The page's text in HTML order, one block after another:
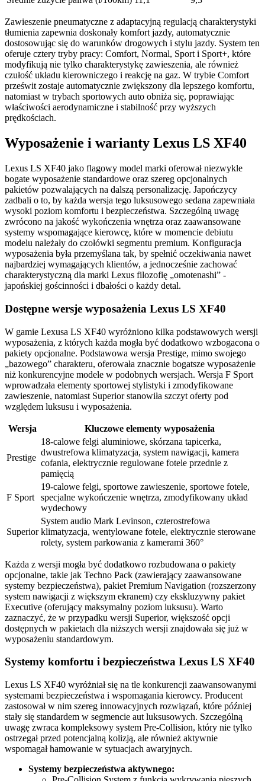
Zawieszenie pneumatyczne z adaptacyjną regulacją charakterystyki
tłumienia zapewnia doskonały komfort jazdy, automatycznie
dostosowując się do warunków drogowych i stylu jazdy. System ten
oferuje cztery tryby pracy: Comfort, Normal, Sport i Sport+, które
modyfikują nie tylko charakterystykę zawieszenia, ale również
czułość układu kierowniczego i reakcję na gaz. W trybie Comfort
prześwit zostaje automatycznie zwiększony dla lepszego komfortu,
natomiast w trybach sportowych auto obniża się, poprawiając
właściwości aerodynamiczne i stabilność przy wyższych
prędkościach.
Wyposażenie i warianty Lexus LS XF40
Lexus LS XF40 jako flagowy model marki oferował niezwykle
bogate wyposażenie standardowe oraz szereg opcjonalnych
pakietów pozwalających na dalszą personalizację. Japończycy
zadbali o to, by każda wersja tego luksusowego sedana zapewniała
wysoki poziom komfortu i bezpieczeństwa. Szczególną uwagę
zwrócono na jakość wykończenia wnętrza oraz zaawansowane
systemy wspomagające kierowcę, które w momencie debiutu
modelu należały do czołówki segmentu premium. Konfiguracja
wyposażenia była przemyślana tak, by spełnić oczekiwania nawet
najbardziej wymagających klientów, a jednocześnie zachować
charakterystyczną dla marki Lexus filozofię „omotenashi” -
japońskiej gościnności i dbałości o każdy detal.
Dostępne wersje wyposażenia Lexus LS XF40
W gamie Lexusa LS XF40 wyróżniono kilka podstawowych wersji
wyposażenia, z których każda mogła być dodatkowo wzbogacona o
pakiety opcjonalne. Podstawowa wersja Prestige, mimo swojego
„bazowego” charakteru, oferowała znacznie bogatsze wyposażenie
niż konkurencyjne modele w podobnych wersjach. Wersja F Sport
wprowadzała elementy sportowej stylistyki i zmodyfikowane
zawieszenie, natomiast Superior stanowiła szczyt oferty pod
względem luksusu i wyposażenia.
Wersja Kluczowe elementy wyposażenia
Prestige
18-calowe felgi aluminiowe, skórzana tapicerka,
dwustrefowa klimatyzacja, system nawigacji, kamera
cofania, elektrycznie regulowane fotele przednie z
pamięcią
F Sport
19-calowe felgi, sportowe zawieszenie, sportowe fotele,
specjalne wykończenie wnętrza, zmodyfikowany układ
wydechowy
Superior
System audio Mark Levinson, czterostrefowa
klimatyzacja, wentylowane fotele, elektrycznie sterowane
rolety, system parkowania z kamerami 360°
Każda z wersji mogła być dodatkowo rozbudowana o pakiety
opcjonalne, takie jak Techno Pack (zawierający zaawansowane
systemy bezpieczeństwa), pakiet Premium Navigation (rozszerzony
system nawigacji z większym ekranem) czy ekskluzywny pakiet
Executive (oferujący maksymalny poziom luksusu). Warto
zaznaczyć, że w przypadku wersji Superior, większość opcji
dostępnych w pakietach dla niższych wersji znajdowała się już w
wyposażeniu standardowym.
Systemy komfortu i bezpieczeństwa Lexus LS XF40
Lexus LS XF40 wyróżniał się na tle konkurencji zaawansowanymi
systemami bezpieczeństwa i wspomagania kierowcy. Producent
zastosował w nim szereg innowacyjnych rozwiązań, które później
stały się standardem w segmencie aut luksusowych. Szczególną
uwagę zwraca kompleksowy system Pre-Collision, który nie tylko
ostrzegał przed potencjalną kolizją, ale również aktywnie
wspomagał hamowanie w sytuacjach awaryjnych.
Systemy bezpieczeństwa aktywnego: